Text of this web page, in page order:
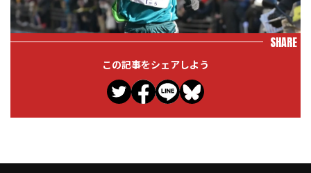
SHARE
この記事をシェアしよう